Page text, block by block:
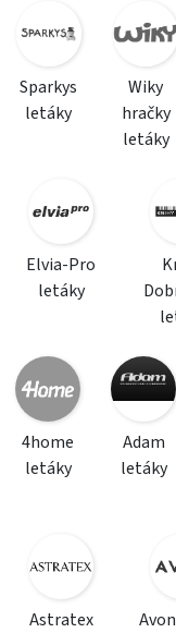
Sparkys
letáky
Wiky
hračky
letáky
Elvia-Pro
letáky
4home
letáky
Adam
letáky
Astratex